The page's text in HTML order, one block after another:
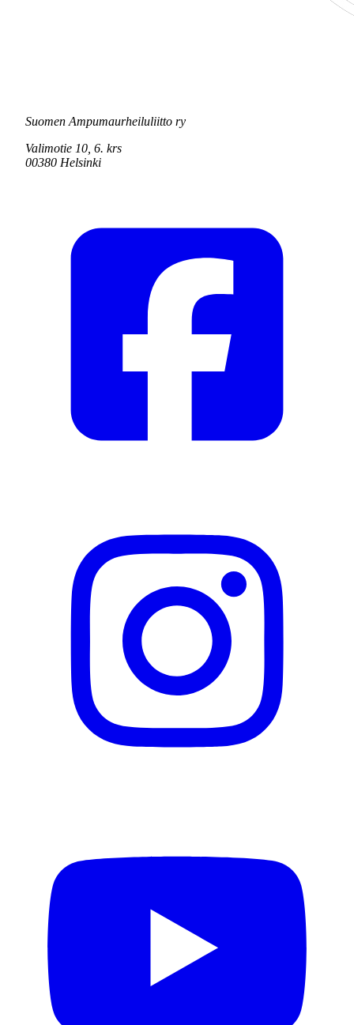
Suomen Ampumaurheiluliitto ry
Valimotie 10, 6. krs
00380 Helsinki